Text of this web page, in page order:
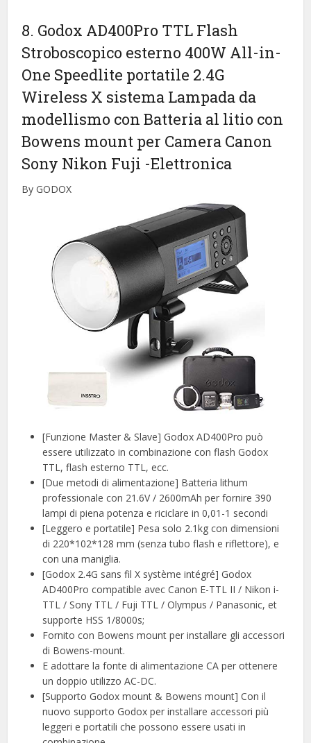
8. Godox AD400Pro TTL Flash
Stroboscopico esterno 400W All-in-
One Speedlite portatile 2.4G
Wireless X sistema Lampada da
modellismo con Batteria al litio con
Bowens mount per Camera Canon
Sony Nikon Fuji -Elettronica
By GODOX
[Funzione Master & Slave] Godox AD400Pro può
essere utilizzato in combinazione con flash Godox
TTL, flash esterno TTL, ecc.
[Due metodi di alimentazione] Batteria lithum
professionale con 21.6V / 2600mAh per fornire 390
lampi di piena potenza e riciclare in 0,01-1 secondi
[Leggero e portatile] Pesa solo 2.1kg con dimensioni
di 220*102*128 mm (senza tubo flash e riflettore), e
con una maniglia.
[Godox 2.4G sans fil X système intégré] Godox
AD400Pro compatible avec Canon E-TTL II / Nikon i-
TTL / Sony TTL / Fuji TTL / Olympus / Panasonic, et
supporte HSS 1/8000s;
Fornito con Bowens mount per installare gli accessori
di Bowens-mount.
E adottare la fonte di alimentazione CA per ottenere
un doppio utilizzo AC-DC.
[Supporto Godox mount & Bowens mount] Con il
nuovo supporto Godox per installare accessori più
leggeri e portatili che possono essere usati in